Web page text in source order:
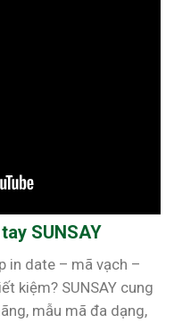
SUNSAY
in date – mã vạch –
kiệm? SUNSAY cung
mẫu mã đa dạng,